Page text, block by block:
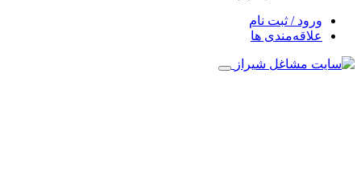
ورود / ثبت نام
علاقه‌مندی ها